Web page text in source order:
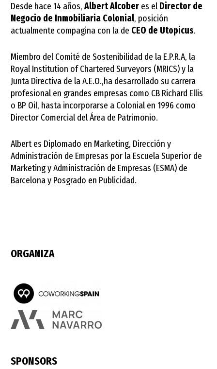
Desde hace 14 años,Albert Alcober es el Director de
Negocio de Inmobiliaria Colonial, posición
actualmente compagina con la de CEO de Utopicus.
Miembro del Comité de Sostenibilidad de la E.P.R.A, la
Royal Institution of Chartered Surveyors (MRICS) y la
Junta Directiva de la A.E.O.,ha desarrollado su carrera
profesional en grandes empresas como CB Richard Ellis
o BP Oil, hasta incorporarse a Colonial en 1996 como
Director Comercial del Área de Patrimonio.
Albert es Diplomado en Marketing, Dirección y
Administración de Empresas por la Escuela Superior de
Marketing y Administración de Empresas (ESMA) de
Barcelona y Posgrado en Publicidad.
ORGANIZA
SPONSORS